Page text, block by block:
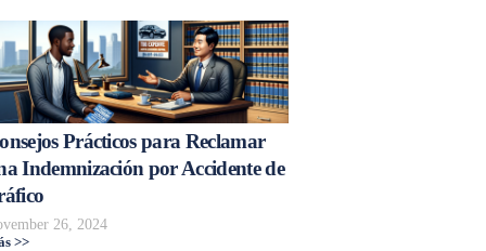
Prácticos para Reclamar
Indemnización por Accidente de
26, 2024
>>